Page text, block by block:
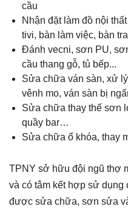
cầu
Nhận đặt làm đồ nội
tivi, bàn làm việc, bàn
Đánh vecni, sơn PU,
cầu thang gỗ, tủ bếp...
Sửa chữa ván sàn, xử
vênh mo, ván sàn bị
Sửa chữa thay thế sơn
quầy bar…
Sửa chữa ổ khóa, thay
TPNY sở hữu đội ngũ thợ
và có tâm kết hợp sử dụng
được sửa chữa, sơn sửa